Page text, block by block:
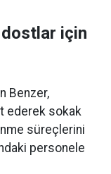
dostlar için
Benzer,
ederek sokak
süreçlerini
personele